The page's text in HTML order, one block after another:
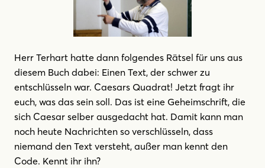
Herr Terhart hatte dann folgendes Rätsel für uns aus
diesem Buch dabei: Einen Text, der schwer zu
entschlüsseln war. Caesars Quadrat! Jetzt fragt ihr
euch, was das sein soll. Das ist eine Geheimschrift, die
sich Caesar selber ausgedacht hat. Damit kann man
noch heute Nachrichten so verschlüsseln, dass
niemand den Text versteht, außer man kennt den
Code. Kennt ihr ihn?